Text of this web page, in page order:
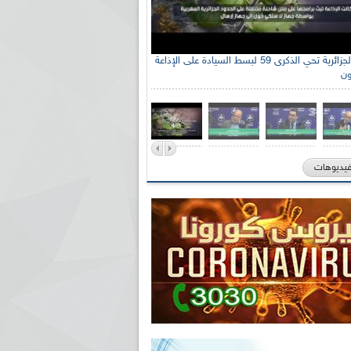
الإذاعة الجزائرية تحي الذكرى 59 لبسط السيادة على الإذاعة